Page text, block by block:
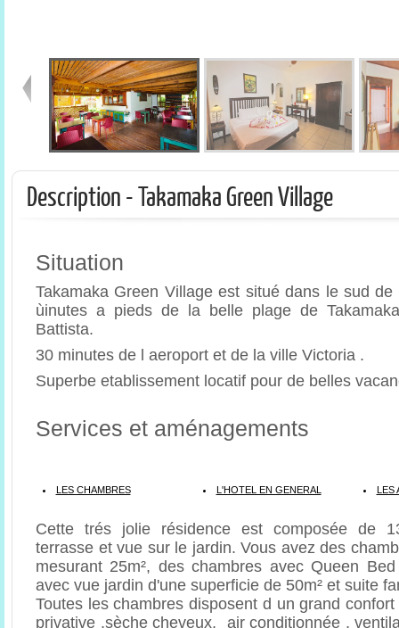
Description - Takamaka Green Village
Situation
Takamaka Green Village est situé dans le sud
ùinutes a pieds de la belle plage de
Battista.
30 minutes de l aeroport et de la ville Victoria .
Superbe etablissement locatif pour de belles
Services et aménagements
LES CHAMBRES L'HOTEL EN GENERAL
Cette trés jolie résidence est composée de
terrasse et vue sur le jardin. Vous avez des
mesurant 25m², des chambres avec Queen
avec vue jardin d'une superficie de 50m² et suite
Toutes les chambres disposent d un grand
privative ,sèche cheveux, air conditionnée ,